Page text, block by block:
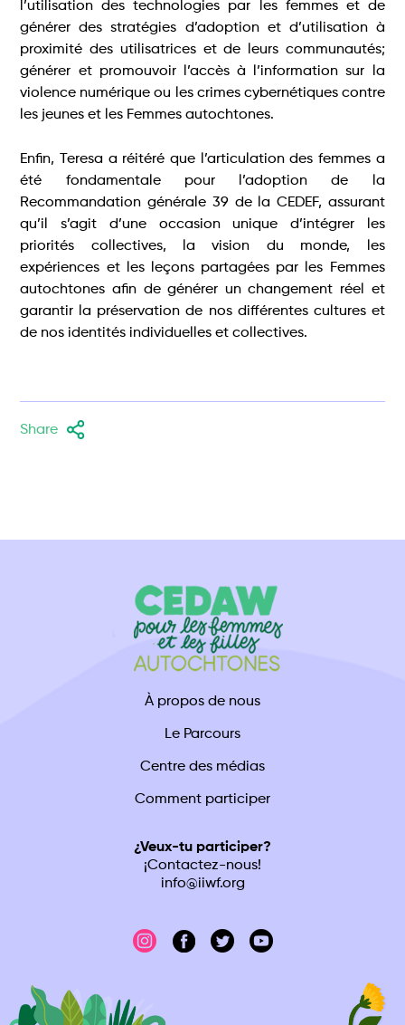
l’utilisation des technologies par les femmes et de
générer des stratégies d’adoption et d’utilisation à
proximité des utilisatrices et de leurs communautés;
générer et promouvoir l’accès à l’information sur la
violence numérique ou les crimes cybernétiques contre
les jeunes et les Femmes autochtones.
Enfin, Teresa a réitéré que l’articulation des femmes a
été fondamentale pour l’adoption de la
Recommandation générale 39 de la CEDEF, assurant
qu’il s’agit d’une occasion unique d’intégrer les
priorités collectives, la vision du monde, les
expériences et les leçons partagées par les Femmes
autochtones afin de générer un changement réel et
garantir la préservation de nos différentes cultures et
de nos identités individuelles et collectives.
Share
À propos de nous
Le Parcours
Centre des médias
Comment participer
¿Veux-tu participer?
¡Contactez-nous!
info@iiwf.org